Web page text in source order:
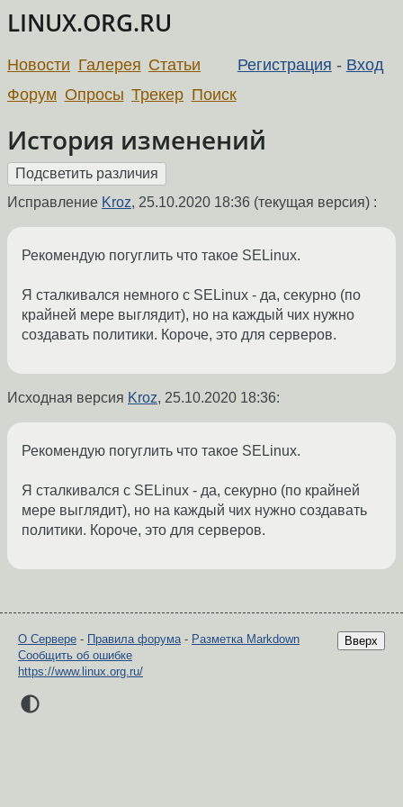
LINUX.ORG.RU
Регистрация - Вход
Новости Галерея Статьи
Форум Опросы Трекер Поиск
История изменений
Исправление Kroz, 25.10.2020 18:36 (текущая версия) :
Рекомендую погуглить что такое SELinux.
Я сталкивался немного с SELinux - да, секурно (по
крайней мере выглядит), но на каждый чих нужно
создавать политики. Короче, это для серверов.
Исходная версия Kroz, 25.10.2020 18:36:
Рекомендую погуглить что такое SELinux.
Я сталкивался с SELinux - да, секурно (по крайней
мере выглядит), но на каждый чих нужно создавать
политики. Короче, это для серверов.
Вверх
О Сервере - Правила форума- Разметка Markdown
Сообщить об ошибке
https://www.linux.org.ru/